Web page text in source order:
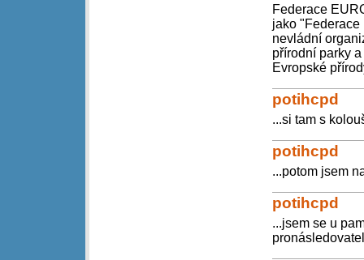
Federace
jako
nevládní
přírodní parky
Evropské
potihcpd
...si tam s
potihcpd
...potom jsem
potihcpd
...jsem se u